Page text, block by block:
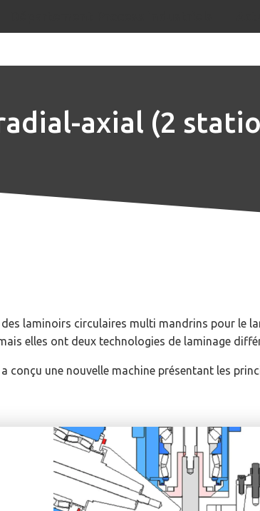
axial (2
laminoirs circulaires multi mandrins pour le
elles ont deux technologies de laminage
une nouvelle machine présentant les